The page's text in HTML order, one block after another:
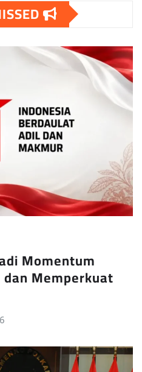
Momentum
Memperkuat